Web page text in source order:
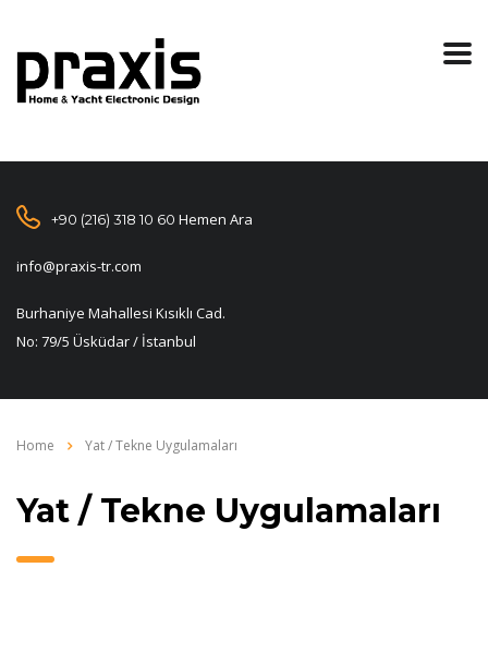
+90 (216) 318 10 60 Hemen Ara
info@praxis-tr.com
Burhaniye Mahallesi Kısıklı Cad.
No: 79/5 Üsküdar / İstanbul
Home Yat / Tekne Uygulamaları
Yat / Tekne Uygulamaları